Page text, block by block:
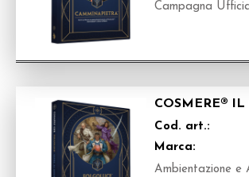
Campagna
COSMERE®
Cod. art.:
Marca:
Ambientazione e